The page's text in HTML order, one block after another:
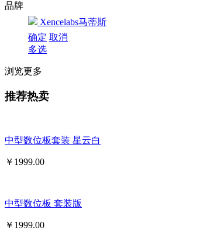
品牌
Xencelabs马蒂斯
确定 取消
多选
浏览更多
推荐热卖
中型数位板套装 星云白
￥ 1999.00
中型数位板 套装版
￥ 1999.00